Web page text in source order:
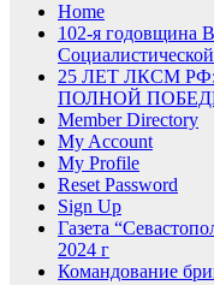
Home
102-я годовщина
25 ЛЕТ ЛКСМ
ПОЛНОЙ
Member Directory
My Account
My Profile
Reset Password
Sign Up
Газета
2024 г
Командование